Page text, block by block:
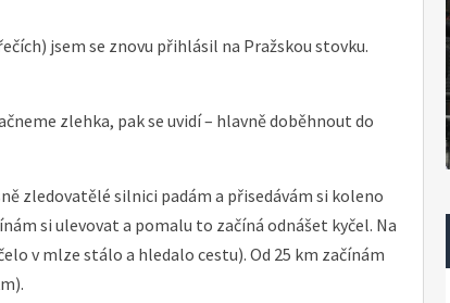
jsem se znovu přihlásil na Pražskou stovku.
zlehka, pak se uvidí – hlavně doběhnout do
zledovatělé silnici padám a přisedávám si koleno
si ulevovat a pomalu to začíná odnášet kyčel. Na
v mlze stálo a hledalo cestu). Od 25 km začínám